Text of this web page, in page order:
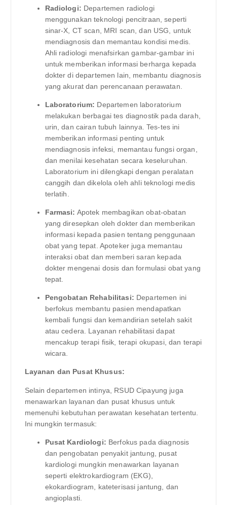
Radiologi: Departemen radiologi
menggunakan teknologi pencitraan, seperti
sinar-X, CT scan, MRI scan, dan USG, untuk
mendiagnosis dan memantau kondisi medis.
Ahli radiologi menafsirkan gambar-gambar ini
untuk memberikan informasi berharga kepada
dokter di departemen lain, membantu diagnosis
yang akurat dan perencanaan perawatan.
Laboratorium: Departemen laboratorium
melakukan berbagai tes diagnostik pada darah,
urin, dan cairan tubuh lainnya. Tes-tes ini
memberikan informasi penting untuk
mendiagnosis infeksi, memantau fungsi organ,
dan menilai kesehatan secara keseluruhan.
Laboratorium ini dilengkapi dengan peralatan
canggih dan dikelola oleh ahli teknologi medis
terlatih.
Farmasi: Apotek membagikan obat-obatan
yang diresepkan oleh dokter dan memberikan
informasi kepada pasien tentang penggunaan
obat yang tepat. Apoteker juga memantau
interaksi obat dan memberi saran kepada
dokter mengenai dosis dan formulasi obat yang
tepat.
Pengobatan Rehabilitasi: Departemen ini
berfokus membantu pasien mendapatkan
kembali fungsi dan kemandirian setelah sakit
atau cedera. Layanan rehabilitasi dapat
mencakup terapi fisik, terapi okupasi, dan terapi
wicara.
Layanan dan Pusat Khusus:
Selain departemen intinya, RSUD Cipayung juga
menawarkan layanan dan pusat khusus untuk
memenuhi kebutuhan perawatan kesehatan tertentu.
Ini mungkin termasuk:
Pusat Kardiologi: Berfokus pada diagnosis
dan pengobatan penyakit jantung, pusat
kardiologi mungkin menawarkan layanan
seperti elektrokardiogram (EKG),
ekokardiogram, kateterisasi jantung, dan
angioplasti.